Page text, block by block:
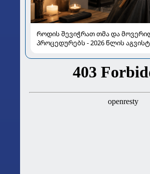
როდის შევიჭრათ თმა და
პროცედურებს - 2026 წლის